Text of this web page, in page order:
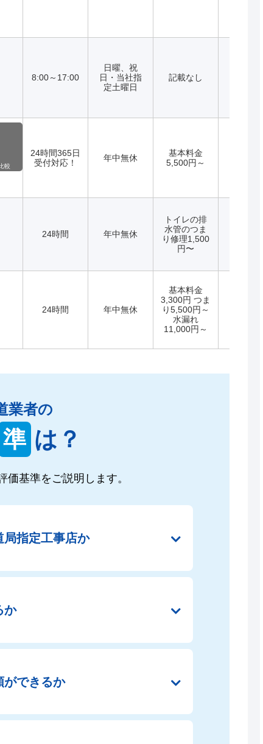
8:00～17:00
日曜、祝
日・当社指
定土曜日
記載なし
24時間365日
受付対応！
年中無休
基本料金
5,500円～
24時間 年中無休
トイレの排
水管のつま
り修理1,500
円〜
24時間 年中無休
基本料金
3,300円 つま
り5,500円～
水漏れ
11,000円～
較
業者の
準 は？
価基準をご説明します。
局指定工事店か
か
ができるか